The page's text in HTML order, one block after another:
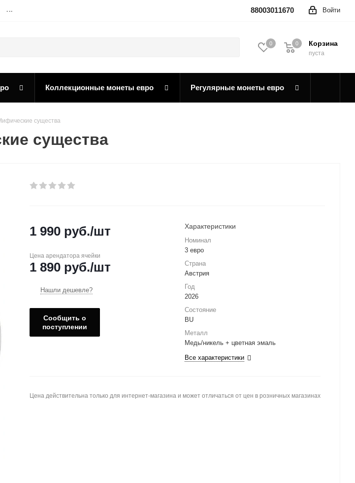
... Войти
88003011670
0 Корзина
0
пуста
0
Коллекционные монеты евро Регулярные монеты евро
существа
существа
1 990 руб./шт
Цена арендатора ячейки
1 890 руб./шт
Нашли дешевле?
Сообщить о
поступлении
Характеристики
Номинал
3 евро
Страна
Австрия
Год
2026
Состояние
BU
Металл
Медь/никель + цветная эмаль
Все характеристики
Цена действительна только для интернет-магазина и может отличаться от цен в розничных магазинах